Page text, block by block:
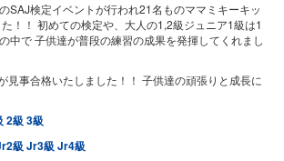
SAJ検定イベントが行われ21名ものママミキーキッ
！！ 初めての検定や、大人の1,2級ジュニア1級は1
中で子供達が普段の練習の成果を発揮してくれまし
見事合格いたしました！！ 子供達の頑張りと成長に
2級 3級
級 Jr3級 Jr4級